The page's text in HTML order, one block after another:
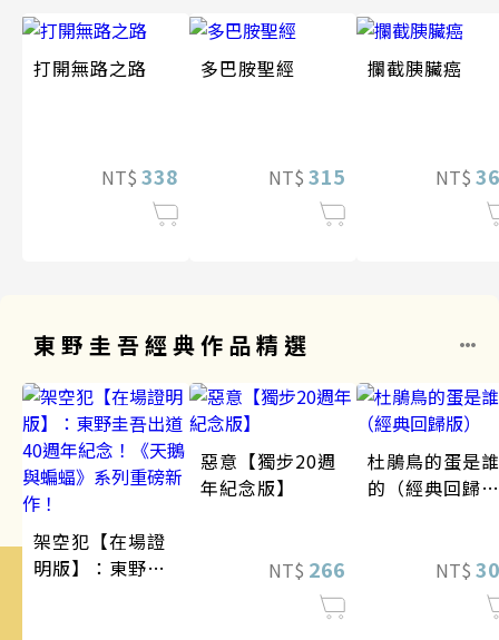
打開無路之路
NT$ 338
多巴胺聖經
NT$ 315
攔截胰臟癌
NT$
東野圭吾經典作品精選
架空犯【在場證
明版】：東野圭
惡意【獨步20週
年紀念版】
NT$ 266
杜鵑鳥的蛋是誰
的（經典回歸
NT$